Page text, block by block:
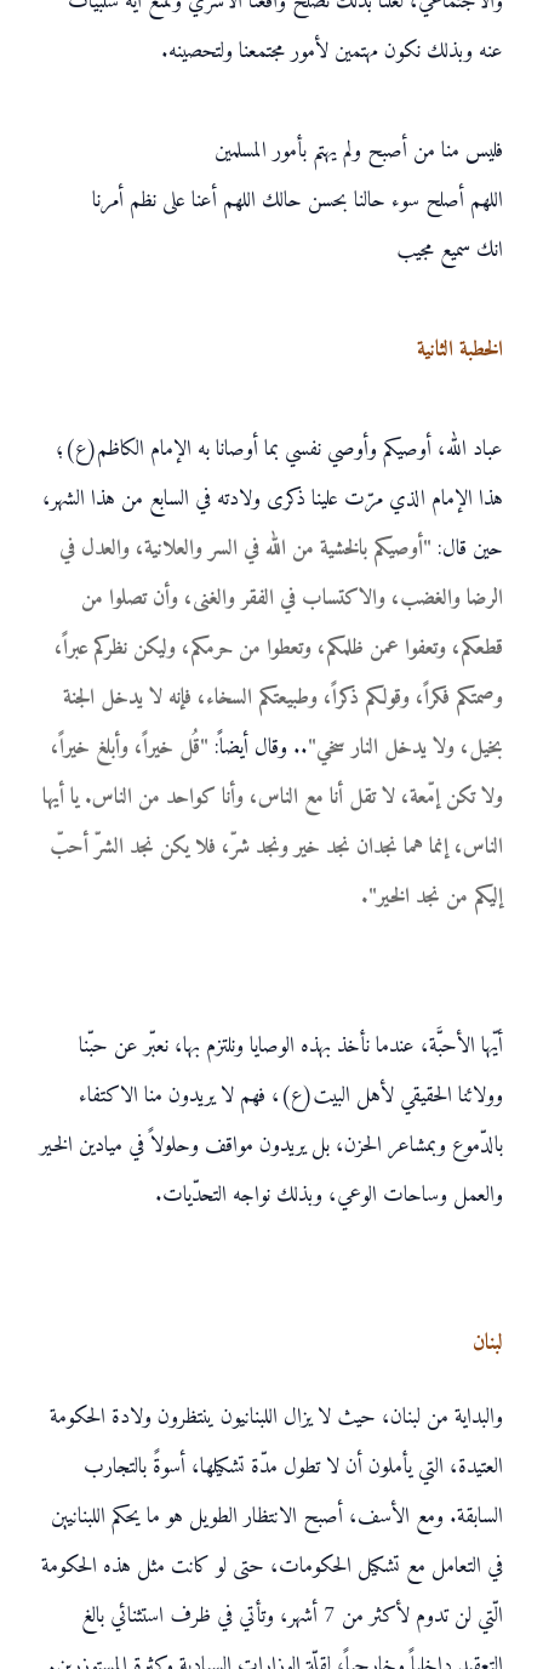
عنه وبذلك نكون مهتمين لأمور مجتمعنا ولتحصينه.
فليس منا من أصبح ولم يهتم بأمور المسلمين
اللهم أصلح سوء حالنا بحسن حالك اللهم أعنا على نظم أمرنا
انك سميع مجيب
الخطبة الثانية
عباد الله، أوصيكم وأوصي نفسي بما أوصانا به الإمام الكاظم(ع)؛
هذا الإمام الذي مرّت علينا ذكرى ولادته في السابع من هذا الشهر،
حين قال: "أوصيكم بالخشية من الله في السر والعلانية، والعدل في
الرضا والغضب، والاكتساب في الفقر والغنى، وأن تصلوا من
قطعكم، وتعفوا عمن ظلمكم، وتعطوا من حرمكم، وليكن نظركم عبراً،
وصمتكم فكراً، وقولكم ذكراً، وطبيعتكم السخاء، فإنه لا يدخل الجنة
بخيل، ولا يدخل النار سخي".. وقال أيضاً: "قُل خيراً، وأبلغ خيراً،
ولا تكن إمّعة، لا تقل أنا مع الناس، وأنا كواحد من الناس. يا أيها
الناس، إنما هما نجدان نجد خير ونجد شرّ، فلا يكن نجد الشرّ أحبّ
إليكم من نجد الخير".
أيّها الأحبَّة، عندما نأخذ بهذه الوصايا ونلتزم بها، نعبّر عن حبّنا
وولائنا الحقيقي لأهل البيت(ع)، فهم لا يريدون منا الاكتفاء
بالدّموع وبمشاعر الحزن، بل يريدون مواقف وحلولاً في ميادين الخير
والعمل وساحات الوعي، وبذلك نواجه التحدّيات.
لبنان
والبداية من لبنان، حيث لا يزال اللبنانيون ينتظرون ولادة الحكومة
العتيدة، التي يأملون أن لا تطول مدّة تشكيلها، أسوةً بالتجارب
السابقة. ومع الأسف، أصبح الانتظار الطويل هو ما يحكم اللبنانيين
في التعامل مع تشكيل الحكومات، حتى لو كانت مثل هذه الحكومة
الّتي لن تدوم لأكثر من 7 أشهر، وتأتي في ظرف استثنائي بالغ